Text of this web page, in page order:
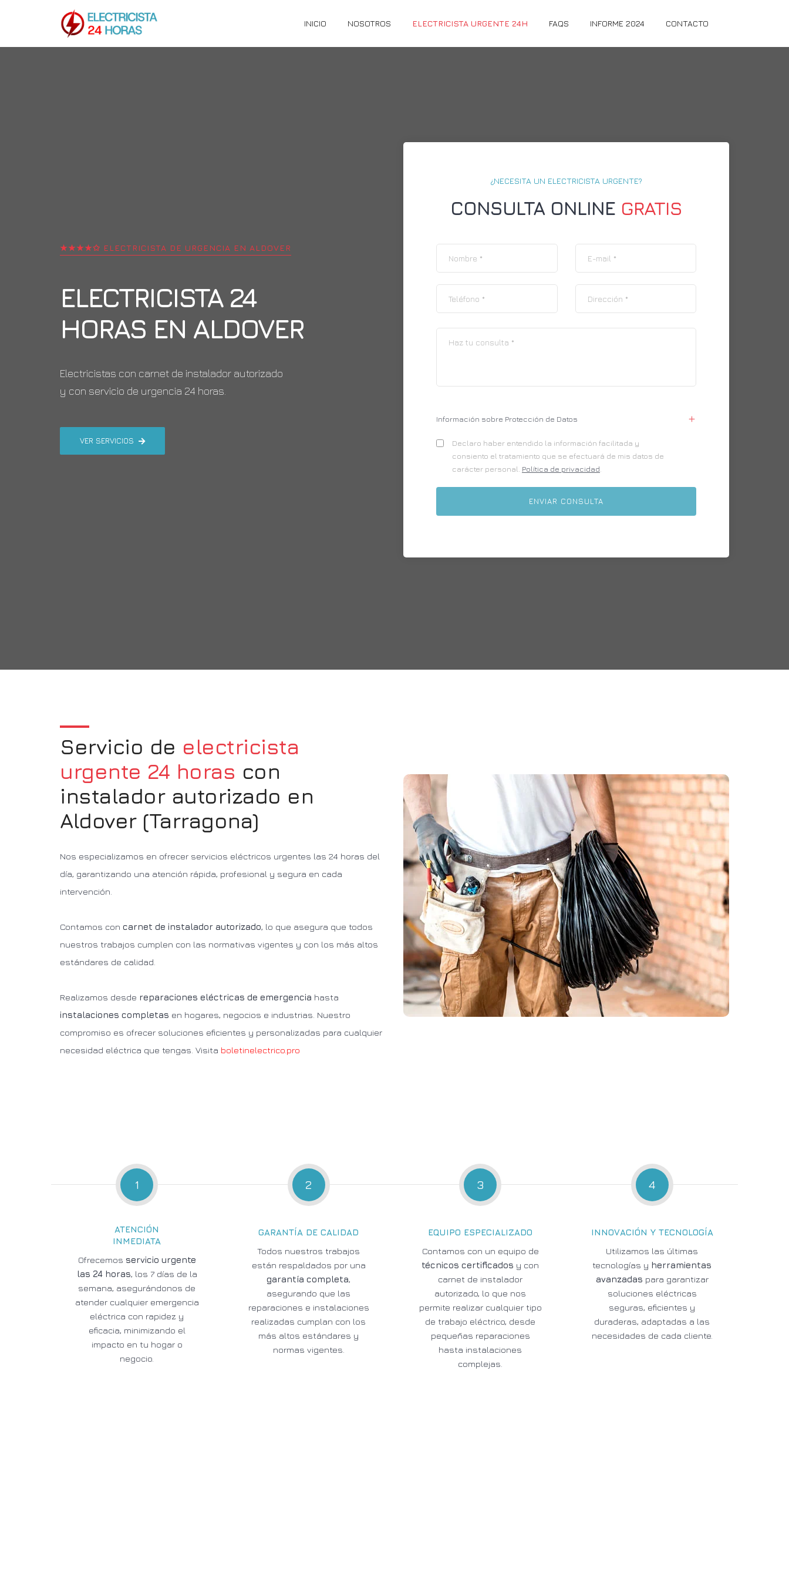
INICIO NOSOTROS ELECTRICISTA URGENTE 24H FAQS INFORME 2024 CONTACTO
★★★★✩ ELECTRICISTA DE URGENCIA EN ALDOVER
ELECTRICISTA 24
HORAS EN ALDOVER
Electricistas con carnet de instalador autorizado
y con servicio de urgencia 24 horas.
VER SERVICIOS
¿NECESITA UN ELECTRICISTA URGENTE?
CONSULTA ONLINE GRATIS
Información sobre Protección de Datos
Declaro haber entendido la información facilitada y
consiento el tratamiento que se efectuará de mis datos de
carácter personal. Política de privacidad
Servicio de electricista
urgente 24 horas con
instalador autorizado en
Aldover (Tarragona)
Nos especializamos en ofrecer servicios eléctricos urgentes las 24 horas del
día, garantizando una atención rápida, profesional y segura en cada
intervención.
Contamos con carnet de instalador autorizado, lo que asegura que todos
nuestros trabajos cumplen con las normativas vigentes y con los más altos
estándares de calidad.
Realizamos desde reparaciones eléctricas de emergencia hasta
instalaciones completas en hogares, negocios e industrias. Nuestro
compromiso es ofrecer soluciones eficientes y personalizadas para cualquier
necesidad eléctrica que tengas. Visita boletinelectrico.pro
1
ATENCIÓN
INMEDIATA
Ofrecemos servicio urgente
las 24 horas, los 7 días de la
semana, asegurándonos de
atender cualquier emergencia
eléctrica con rapidez y
eficacia, minimizando el
impacto en tu hogar o
negocio.
2
GARANTÍA DE CALIDAD
Todos nuestros trabajos
están respaldados por una
garantía completa,
asegurando que las
reparaciones e instalaciones
realizadas cumplan con los
más altos estándares y
normas vigentes.
3
EQUIPO ESPECIALIZADO
Contamos con un equipo de
técnicos certificados y con
carnet de instalador
autorizado, lo que nos
permite realizar cualquier tipo
de trabajo eléctrico, desde
pequeñas reparaciones
hasta instalaciones
complejas.
4
INNOVACIÓN Y TECNOLOGÍA
Utilizamos las últimas
tecnologías y herramientas
avanzadas para garantizar
soluciones eléctricas
seguras, eficientes y
duraderas, adaptadas a las
necesidades de cada cliente.